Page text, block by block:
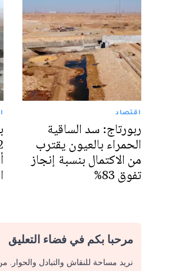
اقتصاد
ربورتاج: سد الساقية
الحمراء بالعيون يقترب
من الاكتمال بنسبة إنجاز
تفوق 83%
مرحبا بكم في فضاء التعليق
نريد مساحة للنقاش والتبادل والحوار.